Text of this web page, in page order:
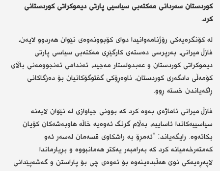
کوردستان سەردانی مەکتەبی سیاسیی پارتی دیموکراتی کوردستانی
کرد.
لە کۆنگرەیەکی رۆژنامەوانیدا دوای کۆبوونەوەی نێوان هەردوو لایەن،
فازڵ میرانی، بەرپرسی دەستەی کارگێڕی مەکتەبی سیاسی پارتی
دیموکراتی کوردستان و عەبدولستار مەجید، ئەندامی ئەنجوومەنی باڵای
کۆمەڵی دادگەری کوردستان، ناوەڕۆکی گفتوگۆکانیان بۆ دەزگاکانی
ڕاگەیاندن خستە ڕوو.
فازڵ میرانی ئاماژەی بەوە کرد کە بوونی جیاوازی لە نێوان لایەنە
سیاسییەکاندا ئاساییە، بەڵام گرنگ ئەوەیە خاڵە هاوبەشەکان کۆیان
بکاتەوە. رایگەیاند: “ئەمڕۆ بە راشکاوی قسەمان لەسەر ئەو
کەمتەرخەمیانە کرد کە بەرامبەر یەکتر هەمانبووە و بڕیارماندا
لاپەڕەیەکی نوێ هەڵبدەینەوە بۆ ئەوەی چی بۆ پاراستن و گەشەپێدانی